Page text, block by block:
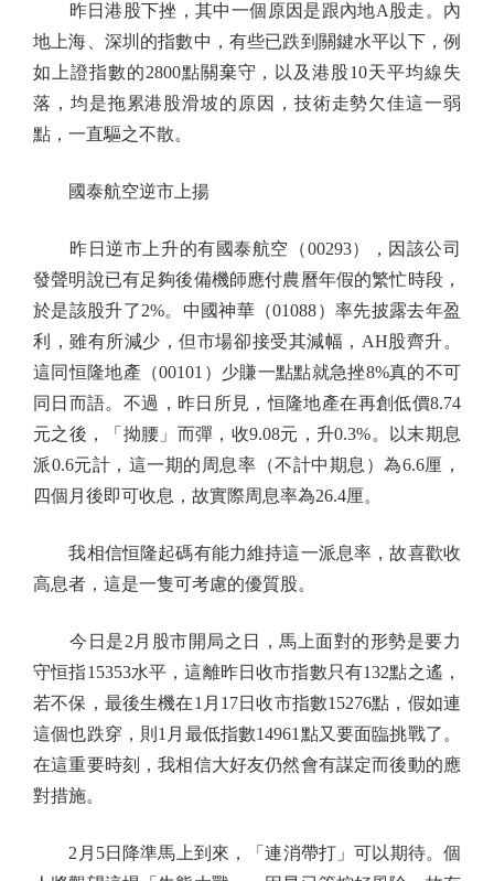
昨日港股下挫，其中一個原因是跟內地A股走。內
地上海、深圳的指數中，有些已跌到關鍵水平以下，例
如上證指數的2800點關棄守，以及港股10天平均線失
落，均是拖累港股滑坡的原因，技術走勢欠佳這一弱
點，一直驅之不散。
國泰航空逆市上揚
昨日逆市上升的有國泰航空（00293），因該公司
發聲明說已有足夠後備機師應付農曆年假的繁忙時段，
於是該股升了2%。中國神華（01088）率先披露去年盈
利，雖有所減少，但市場卻接受其減幅，AH股齊升。
這同恒隆地產（00101）少賺一點點就急挫8%真的不可
同日而語。不過，昨日所見，恒隆地產在再創低價8.74
元之後，「拗腰」而彈，收9.08元，升0.3%。以末期息
派0.6元計，這一期的周息率（不計中期息）為6.6厘，
四個月後即可收息，故實際周息率為26.4厘。
我相信恒隆起碼有能力維持這一派息率，故喜歡收
高息者，這是一隻可考慮的優質股。
今日是2月股市開局之日，馬上面對的形勢是要力
守恒指15353水平，這離昨日收市指數只有132點之遙，
若不保，最後生機在1月17日收市指數15276點，假如連
這個也跌穿，則1月最低指數14961點又要面臨挑戰了。
在這重要時刻，我相信大好友仍然會有謀定而後動的應
對措施。
2月5日降準馬上到來，「連消帶打」可以期待。個